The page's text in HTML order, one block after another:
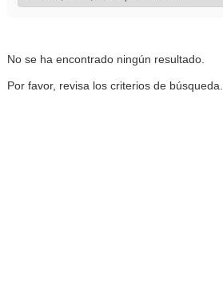
No se ha encontrado ningún resultado.
Por favor, revisa los criterios de búsqueda.